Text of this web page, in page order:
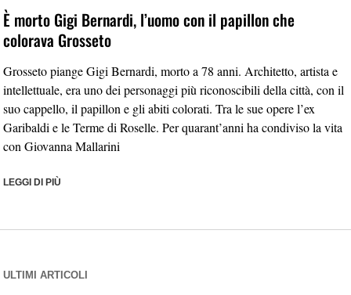
È morto Gigi Bernardi, l’uomo con il papillon che
colorava Grosseto
Grosseto piange Gigi Bernardi, morto a 78 anni. Architetto, artista e
intellettuale, era uno dei personaggi più riconoscibili della città, con il
suo cappello, il papillon e gli abiti colorati. Tra le sue opere l’ex
Garibaldi e le Terme di Roselle. Per quarant’anni ha condiviso la vita
con Giovanna Mallarini
LEGGI DI PIÙ
ULTIMI ARTICOLI